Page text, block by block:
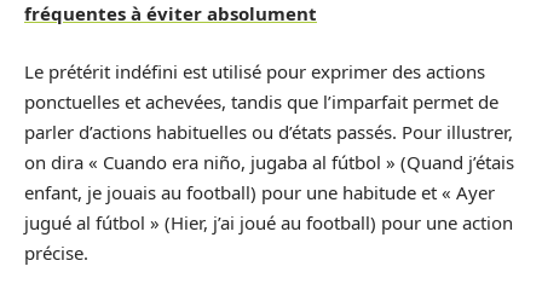
fréquentes à éviter absolument
Le prétérit indéfini est utilisé pour exprimer des actions
ponctuelles et achevées, tandis que l’imparfait permet de
parler d’actions habituelles ou d’états passés. Pour illustrer,
on dira « Cuando era niño, jugaba al fútbol » (Quand j’étais
enfant, je jouais au football) pour une habitude et « Ayer
jugué al fútbol » (Hier, j’ai joué au football) pour une action
précise.